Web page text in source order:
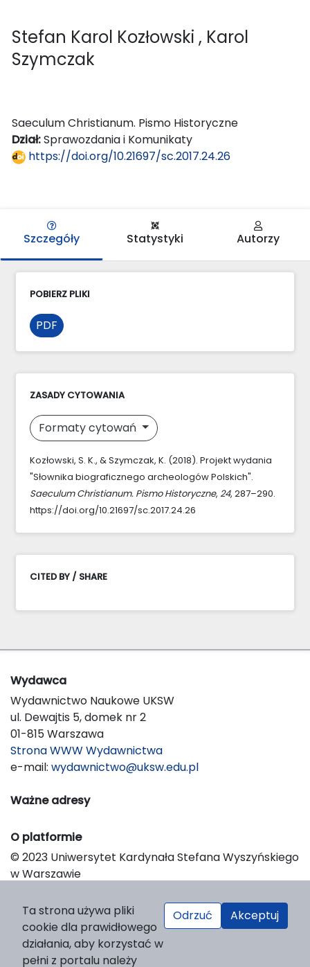
Stefan Karol Kozłowski , Karol
Szymczak
Saeculum Christianum. Pismo Historyczne
Dział:Sprawozdania i Komunikaty
https://doi.org/10.21697/sc.2017.24.26
Szczegóły Statystyki Autorzy
POBIERZ PLIKI
PDF
ZASADY CYTOWANIA
Formaty cytowań
Kozłowski, S. K., & Szymczak, K. (2018). Projekt wydania
"Słownika biograficznego archeologów Polskich".
Saeculum Christianum. Pismo Historyczne, 24, 287–290.
https://doi.org/10.21697/sc.2017.24.26
CITED BY / SHARE
Wydawca
Wydawnictwo Naukowe UKSW
ul. Dewajtis 5, domek nr 2
01-815 Warszawa
Strona WWW Wydawnictwa
e-mail: wydawnictwo@uksw.edu.pl
Ważne adresy
O platformie
© 2023 Uniwersytet Kardynała Stefana Wyszyńskiego
w Warszawie
Platform & Workflow by OJS/PKP
Ta strona używa pliki
cookie dla prawidłowego
działania, aby korzystać w
pełni z portalu należy
Odrzuć Akceptuj